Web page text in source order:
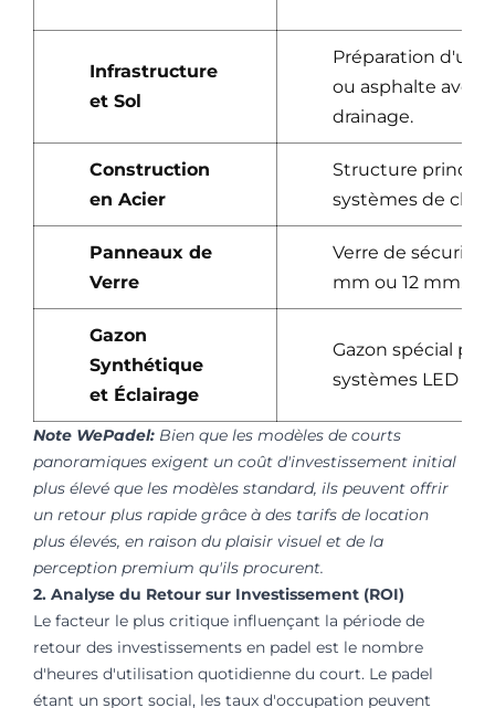
Infrastructure
et Sol
Préparation
ou asphalte avec
drainage.
Construction
en Acier
Structure
systèmes de
Panneaux de
Verre
Verre de sécurité
mm ou 12 mm.
Gazon
Synthétique
et Éclairage
Gazon spécial
systèmes LED à
Note WePadel: Bien que les modèles de courts
panoramiques exigent un coût d'investissement initial
plus élevé que les modèles standard, ils peuvent offrir
un retour plus rapide grâce à des tarifs de location
plus élevés, en raison du plaisir visuel et de la
perception premium qu'ils procurent.
2. Analyse du Retour sur Investissement (ROI)
Le facteur le plus critique influençant la période de
retour des investissements en padel est le nombre
d'heures d'utilisation quotidienne du court. Le padel
étant un sport social, les taux d'occupation peuvent